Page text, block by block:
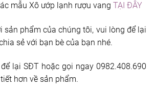
mẫu Xô ướp lạnh rượu vang TẠI ĐÂY
sản phẩm của chúng tôi, vui lòng để lại
sẻ với bạn bè của bạn nhé.
lại SĐT hoặc gọi ngay 0982.408.690
hơn về sản phẩm.